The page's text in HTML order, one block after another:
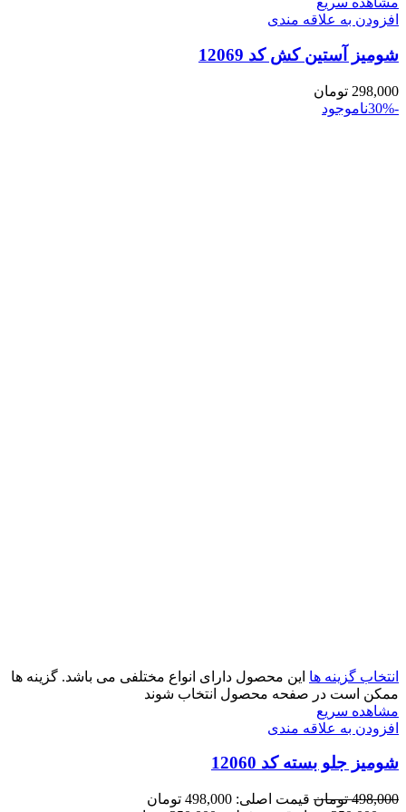
افزودن به علاقه مندی
شومیز آستین کش کد 12069
298,000 تومان
-30%
ناموجود
انتخاب گزینه ها این محصول دارای انواع مختلفی می باشد. گزینه ها
ممکن است در صفحه محصول انتخاب شوند
مشاهده سریع
افزودن به علاقه مندی
شومیز جلو بسته کد 12060
498,000 تومان
قیمت اصلی: 498,000 تومان